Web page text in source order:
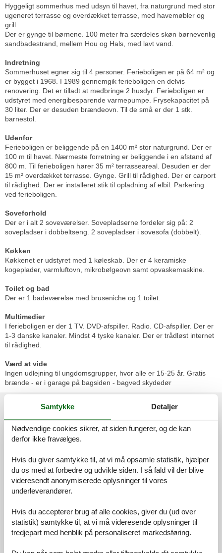
Hyggeligt sommerhus med udsyn til havet, fra naturgrund med stor
ugeneret terrasse og overdækket terrasse, med havemøbler og
grill.
Der er gynge til børnene. 100 meter fra særdeles skøn børnevenlig
sandbadestrand, mellem Hou og Hals, med lavt vand.
Indretning
Sommerhuset egner sig til 4 personer. Ferieboligen er på 64 m² og
er bygget i 1968. I 1989 gennemgik ferieboligen en delvis
renovering. Det er tilladt at medbringe 2 husdyr. Ferieboligen er
udstyret med energibesparende varmepumpe. Frysekapacitet på
30 liter. Der er desuden brændeovn. Til de små er der 1 stk.
barnestol.
Udenfor
Ferieboligen er beliggende på en 1400 m² stor naturgrund. Der er
100 m til havet. Nærmeste forretning er beliggende i en afstand af
800 m. Til ferieboligen hører 35 m² terrasseareal. Desuden er der
15 m² overdækket terrasse. Gynge. Grill til rådighed. Der er carport
til rådighed. Der er installeret stik til opladning af elbil. Parkering
ved ferieboligen.
Soveforhold
Der er i alt 2 soveværelser. Sovepladserne fordeler sig på: 2
sovepladser i dobbeltseng. 2 sovepladser i sovesofa (dobbelt).
Køkken
Køkkenet er udstyret med 1 køleskab. Der er 4 keramiske
kogeplader, varmluftovn, mikrobølgeovn samt opvaskemaskine.
Toilet og bad
Der er 1 badeværelse med bruseniche og 1 toilet.
Multimedier
I ferieboligen er der 1 TV. DVD-afspiller. Radio. CD-afspiller. Der er
1-3 danske kanaler. Mindst 4 tyske kanaler. Der er trådløst internet
til rådighed.
Værd at vide
Ingen udlejning til ungdomsgrupper, hvor alle er 15-25 år. Gratis
brænde - er i garage på bagsiden - bagved skydedør
Eksterne anmeldelser
Vores gæsteanmeldelser
4,6
Generelt:
Værdi for pengene:
Beliggenhed:
Samtykke Detaljer
Nødvendige cookies sikrer, at siden fungerer, og de kan
derfor ikke fravælges.
Hvis du giver samtykke til, at vi må opsamle statistik, hjælper
du os med at forbedre og udvikle siden. I så fald vil der blive
videresendt anonymiserede oplysninger til vores
underleverandører.
Hvis du accepterer brug af alle cookies, giver du (ud over
statistik) samtykke til, at vi må videresende oplysninger til
tredjepart med henblik på personaliseret markedsføring.